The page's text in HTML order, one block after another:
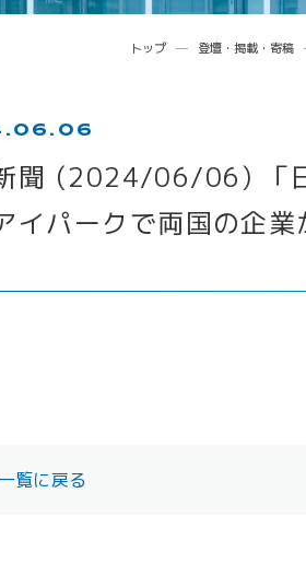
トップ 登壇・掲載・寄稿
覧に戻る